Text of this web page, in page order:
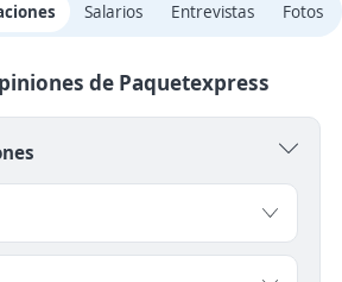
Salarios Entrevistas Fotos
de Paquetexpress